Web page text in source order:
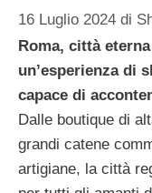
16 Luglio 2024 di
Roma, città
un’esperienza di
capace di
Dalle boutique di
grandi catene
artigiane, la città